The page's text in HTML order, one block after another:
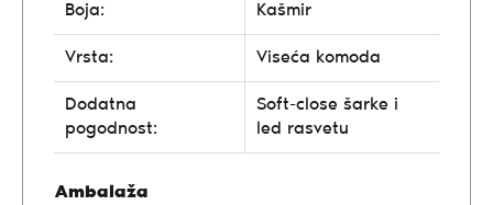
Boja: Kašmir
Vrsta: Viseća komoda
Dodatna
pogodnost:
Soft-close šarke i
led rasvetu
Ambalaža